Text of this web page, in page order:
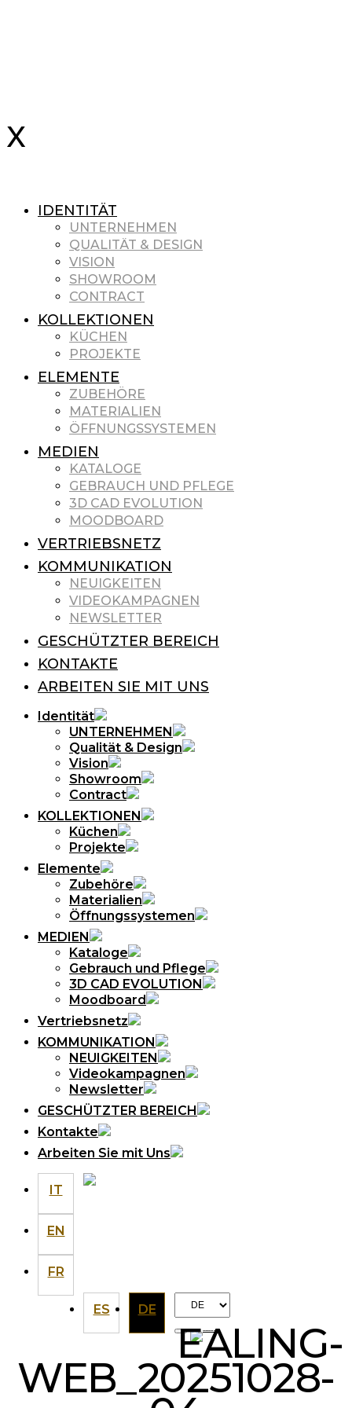
IDENTITÄT
UNTERNEHMEN
QUALITÄT & DESIGN
VISION
SHOWROOM
CONTRACT
KOLLEKTIONEN
KÜCHEN
PROJEKTE
ELEMENTE
ZUBEHÖRE
MATERIALIEN
ÖFFNUNGSSYSTEMEN
MEDIEN
KATALOGE
GEBRAUCH UND PFLEGE
3D CAD EVOLUTION
MOODBOARD
VERTRIEBSNETZ
KOMMUNIKATION
NEUIGKEITEN
VIDEOKAMPAGNEN
NEWSLETTER
GESCHÜTZTER BEREICH
KONTAKTE
ARBEITEN SIE MIT UNS
Identität
UNTERNEHMEN
Qualität & Design
Vision
Showroom
Contract
KOLLEKTIONEN
Küchen
Projekte
Elemente
Zubehöre
Materialien
Öffnungssystemen
MEDIEN
Kataloge
Gebrauch und Pflege
3D CAD EVOLUTION
Moodboard
Vertriebsnetz
KOMMUNIKATION
NEUIGKEITEN
Videokampagnen
Newsletter
GESCHÜTZTER BEREICH
Kontakte
Arbeiten Sie mit Uns
IT
EN
FR
ES DE
Choose
a
language
EALING-
WEB_20251028-